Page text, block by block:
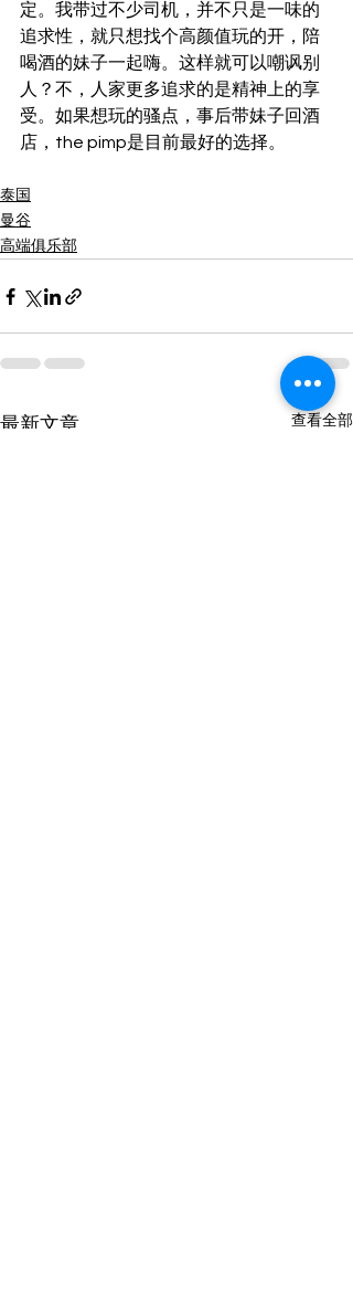
定。我带过不少司机，并不只是一味的
追求性，就只想找个高颜值玩的开，陪
喝酒的妹子一起嗨。这样就可以嘲讽别
人？不，人家更多追求的是精神上的享
受。如果想玩的骚点，事后带妹子回酒
店，the pimp是目前最好的选择。
泰国
曼谷
高端俱乐部
最新文章 查看全部